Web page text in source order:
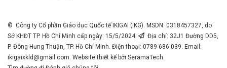
© Công ty Cổ phần Giáo dục Quốc tế IKIGAI (IKG). MSDN: 0318457327, do
Sở KHĐT TP. Hồ Chí Minh cấp ngày: 15/5/2024.
Địa chỉ: 32J1 Đường DD5,
P. Đông Hưng Thuận, TP. Hồ Chí Minh. Điện thoại: 0789 686 039. Email:
ikigaixkld@gmail.com . Website thiết kế bởi SeramaTech.